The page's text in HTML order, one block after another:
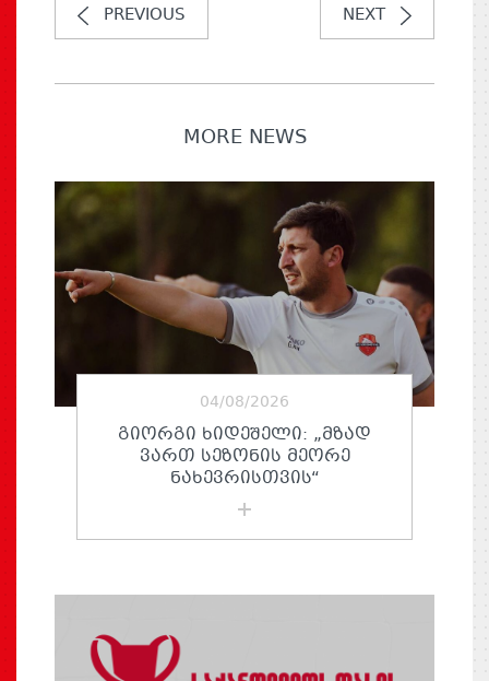
PREVIOUS NEXT
MORE NEWS
04/08/2026
ᲒᲘᲝᲠᲒᲘ ᲮᲘᲓᲔᲨᲔᲚᲘ: „ᲛᲖᲐᲓ
ᲕᲐᲠᲗ ᲡᲔᲖᲝᲜᲘᲡ ᲛᲔᲝᲠᲔ
ᲜᲐᲮᲔᲕᲠᲘᲡᲗᲕᲘᲡ“